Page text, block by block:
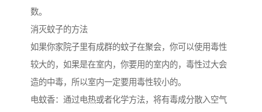
数。
消灭蚊子的方法
如果你家院子里有成群的蚊子在聚会，你可以使用毒性
较大的，如果是在室内，你要用的室内的，毒性过大会
造的中毒，所以室内一定要用毒性较小的。
电蚊香：通过电热或者化学方法，将有毒成分散入空气